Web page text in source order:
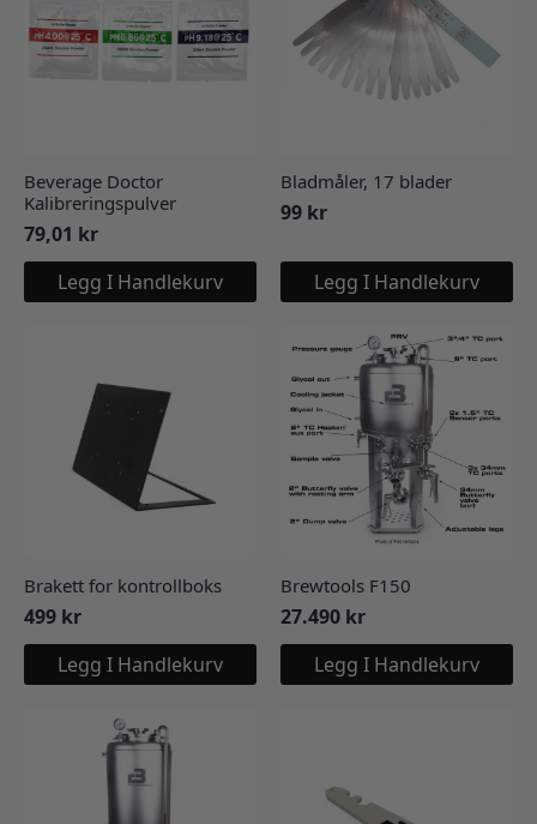
Beverage Doctor
Kalibreringspulver
79,01 kr
Legg I Handlekurv
Bladmåler, 17 blader
99 kr
Legg I Handlekurv
Brakett for kontrollboks
499 kr
Legg I Handlekurv
Brewtools F150
27.490 kr
Legg I Handlekurv